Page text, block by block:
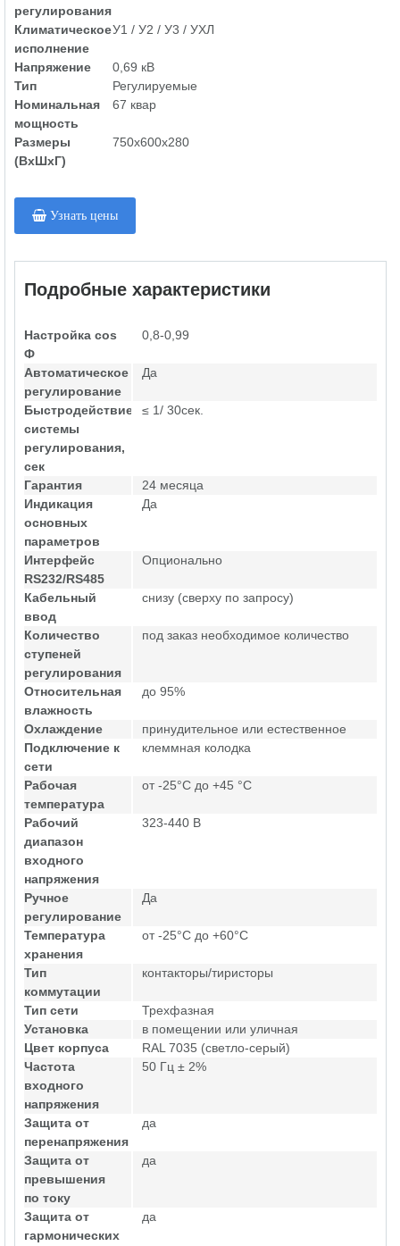
регулирования
Климатическое
исполнение
У1 / У2 / У3 / УХЛ
Напряжение
0,69 кВ
Тип
Регулируемые
Номинальная
мощность
67 квар
Размеры
(ВхШхГ)
750х600х280
Узнать цены
Подробные характеристики
Настройка cos
Ф
0,8-0,99
Автоматическое
регулирование
Да
Быстродействие
системы
регулирования,
сек
≤ 1/ 30сек.
Гарантия
24 месяца
Индикация
основных
параметров
Да
Интерфейс
RS232/RS485
Опционально
Кабельный
ввод
снизу (сверху по запросу)
Количество
ступеней
регулирования
под заказ необходимое количество
Относительная
влажность
до 95%
Охлаждение
принудительное или естественное
Подключение к
сети
клеммная колодка
Рабочая
температура
от -25°C до +45 °C
Рабочий
диапазон
входного
напряжения
323-440 В
Ручное
регулирование
Да
Температура
хранения
от -25°C до +60°C
Тип
коммутации
контакторы/тиристоры
Тип сети
Трехфазная
Установка
в помещении или уличная
Цвет корпуса
RAL 7035 (светло-серый)
Частота
входного
напряжения
50 Гц ± 2%
Защита от
перенапряжения
да
Защита от
превышения
по току
да
Защита от
гармонических
да